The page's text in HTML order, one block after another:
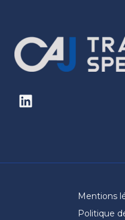
Mentions
Politique